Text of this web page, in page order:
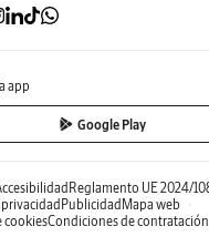
app
Google Play
Reglamento UE 2024/
Publicidad Mapa web
cookiesCondiciones de contratación